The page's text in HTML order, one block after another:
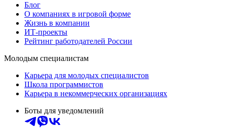
Блог
О компаниях в игровой форме
Жизнь в компании
ИТ-проекты
Рейтинг работодателей России
Молодым специалистам
Карьера для молодых специалистов
Школа программистов
Карьера в некоммерческих организациях
Боты для уведомлений